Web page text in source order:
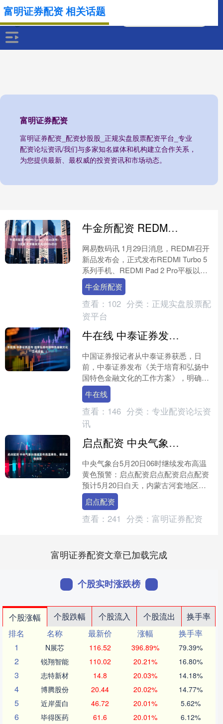
富明证券配资
富明证券配资_配资炒股股_正规实盘股票配资平台_专业
配资论坛资讯/我们与多家知名媒体和机构建立合作关系，
为您提供最新、最权威的投资资讯和市场动态。
富明证券配资 相关话题
牛金所配资 REDMI Turbo 5 Max发布：2199元起 全球首发天玑9500s芯片
网易数码讯 1月29日消息，REDMI召开
新品发布会，正式发布REDMI Turbo 5
系列手机、REDMI Pad 2 Pro平板以及
REDMI Buds 8....
牛金所配资
查看： 102 分类： 正规实盘股票配
资平台
牛在线 中泰证券发布 培育弘扬中国特色金融文化工作方案
中国证券报记者从中泰证券获悉，日
前，中泰证券发布《关于培育和弘扬中
国特色金融文化的工作方案》，明确了
培育和弘扬中国特色金融文化的指导思
想、工作举措和组织保障等，....
牛在线
查看： 146 分类： 专业配资论坛资
讯
启点配资 中央气象台继续发布高温黄色、暴雨蓝色预警
中央气象台5月20日06时继续发布高温
黄色预警：启点配资启点配资启点配资
预计5月20日白天，内蒙古河套地区、
甘肃东部、宁夏中北部、陕西大部、山
西、河北中南部、....
启点配资
查看： 241 分类： 富明证券配资
富明证券配资文章已加载完成
个股实时涨跌榜
个股涨幅 个股跌幅 个股流入 个股流出
换手率
排名
名称 最新价 涨幅
换手率
1
N展芯 116.52 396.89% 79.39%
2 锐翔智能 110.02 20.21% 16.80%
3 志特新材 14.8 20.03% 14.18%
4 博腾股份 20.44 20.02% 14.77%
5 近岸蛋白 46.72 20.01% 5.62%
6 毕得医药 61.6 20.01% 6.12%